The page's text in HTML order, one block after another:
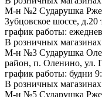
М-н №2 Cударушка
Зубцовское шоссе, д.20
график работы:
В розничных магазинах
М-н №3 Сударушка
район, п. Оленино, ул.
график работы: будни
В розничных магазинах
М-н №5 Сударушка